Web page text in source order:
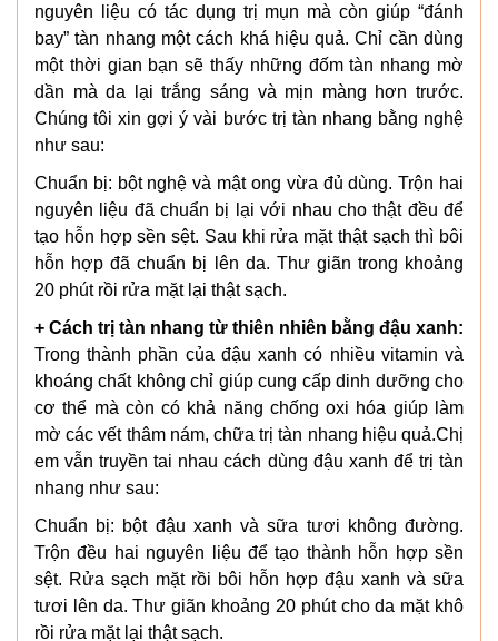
nguyên liệu có tác dụng trị mụn mà còn giúp “đánh
bay” tàn nhang một cách khá hiệu quả. Chỉ cần dùng
một thời gian bạn sẽ thấy những đốm tàn nhang mờ
dần mà da lại trắng sáng và mịn màng hơn trước.
Chúng tôi xin gợi ý vài bước trị tàn nhang bằng nghệ
như sau:
Chuẩn bị: bột nghệ và mật ong vừa đủ dùng. Trộn hai
nguyên liệu đã chuẩn bị lại với nhau cho thật đều để
tạo hỗn hợp sền sệt. Sau khi rửa mặt thật sạch thì bôi
hỗn hợp đã chuẩn bị lên da. Thư giãn trong khoảng
20 phút rồi rửa mặt lại thật sạch.
+ Cách trị tàn nhang từ thiên nhiên bằng đậu xanh:
Trong thành phần của đậu xanh có nhiều vitamin và
khoáng chất không chỉ giúp cung cấp dinh dưỡng cho
cơ thể mà còn có khả năng chống oxi hóa giúp làm
mờ các vết thâm nám, chữa trị tàn nhang hiệu quả.Chị
em vẫn truyền tai nhau cách dùng đậu xanh để trị tàn
nhang như sau:
Chuẩn bị: bột đậu xanh và sữa tươi không đường.
Trộn đều hai nguyên liệu để tạo thành hỗn hợp sền
sệt. Rửa sạch mặt rồi bôi hỗn hợp đậu xanh và sữa
tươi lên da. Thư giãn khoảng 20 phút cho da mặt khô
rồi rửa mặt lại thật sạch.